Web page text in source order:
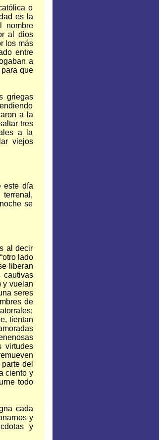
o
es la
nombre
al dios
los más
entre
a
que
griegas
a la
tres
a la
viejos
este día
se
al decir
lado
liberan
cautivas
y vuelan
seres
de
tientan
virtudes
del
ciento y
todo
cada
y
y